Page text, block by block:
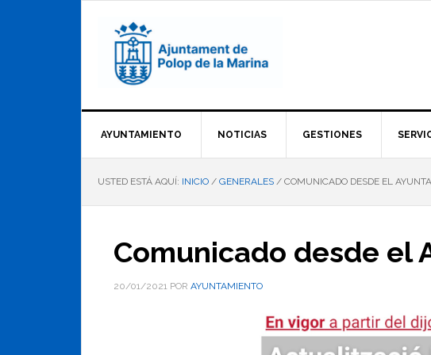
AYUNTAMIENTO NOTICIAS GESTIONES
USTED ESTÁ AQUÍ: INICIO / GENERALES / COMUNICADO DESDE EL
Comunicado desde el
20/01/2021 POR AYUNTAMIENTO